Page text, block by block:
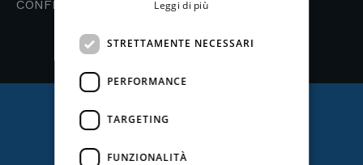
CONFEZIONE: 12 x 750 ml
Ti potrebbe anche
Leggi di più
STRETTAMENTE NECESSARI
PERFORMANCE
TARGETING
FUNZIONALITÀ